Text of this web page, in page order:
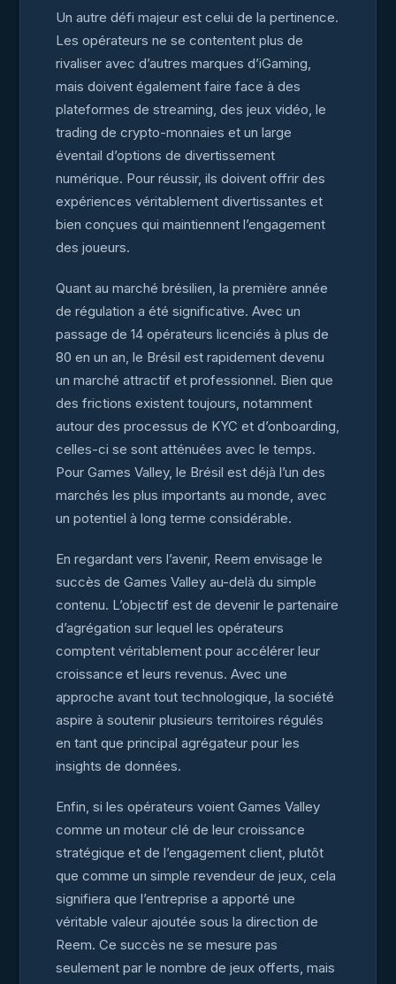
Un autre défi majeur est celui de la pertinence.
Les opérateurs ne se contentent plus de
rivaliser avec d’autres marques d’iGaming,
mais doivent également faire face à des
plateformes de streaming, des jeux vidéo, le
trading de crypto-monnaies et un large
éventail d’options de divertissement
numérique. Pour réussir, ils doivent offrir des
expériences véritablement divertissantes et
bien conçues qui maintiennent l’engagement
des joueurs.
Quant au marché brésilien, la première année
de régulation a été significative. Avec un
passage de 14 opérateurs licenciés à plus de
80 en un an, le Brésil est rapidement devenu
un marché attractif et professionnel. Bien que
des frictions existent toujours, notamment
autour des processus de KYC et d’onboarding,
celles-ci se sont atténuées avec le temps.
Pour Games Valley, le Brésil est déjà l’un des
marchés les plus importants au monde, avec
un potentiel à long terme considérable.
En regardant vers l’avenir, Reem envisage le
succès de Games Valley au-delà du simple
contenu. L’objectif est de devenir le partenaire
d’agrégation sur lequel les opérateurs
comptent véritablement pour accélérer leur
croissance et leurs revenus. Avec une
approche avant tout technologique, la société
aspire à soutenir plusieurs territoires régulés
en tant que principal agrégateur pour les
insights de données.
Enfin, si les opérateurs voient Games Valley
comme un moteur clé de leur croissance
stratégique et de l’engagement client, plutôt
que comme un simple revendeur de jeux, cela
signifiera que l’entreprise a apporté une
véritable valeur ajoutée sous la direction de
Reem. Ce succès ne se mesure pas
seulement par le nombre de jeux offerts, mais